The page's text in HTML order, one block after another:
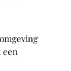
een